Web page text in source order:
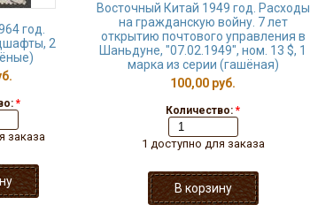
год.
2
*
заказа
Восточный Китай 1949 год. Расходы
на гражданскую войну. 7 лет
открытию почтового управления в
Шаньдуне, "07.02.1949", ном. 13 $, 1
марка из серии (гашёная)
100,00 руб.
Количество: *
1 доступно для заказа